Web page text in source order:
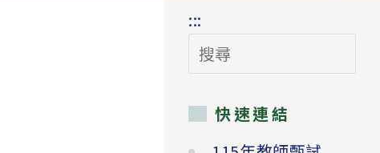
:::
搜
尋
快速連結